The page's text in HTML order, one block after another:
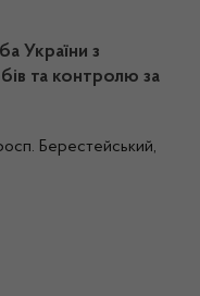
України з
та контролю за
Берестейський,